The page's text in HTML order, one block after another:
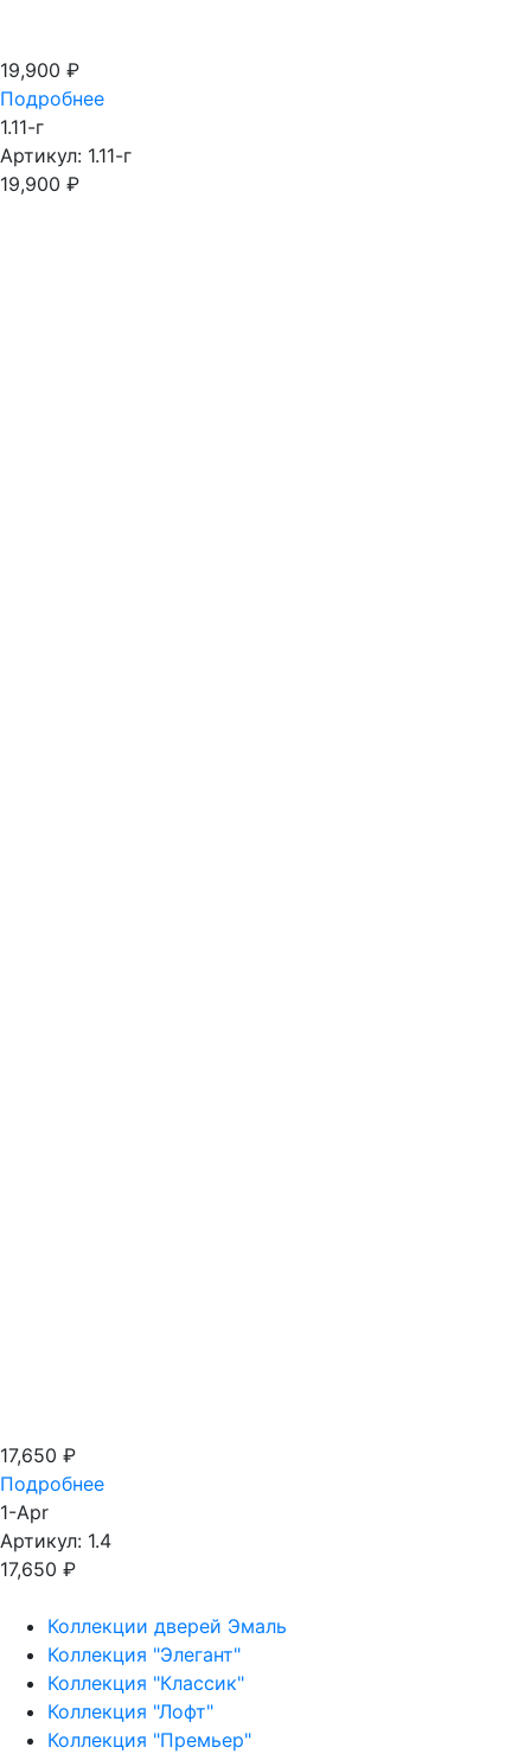
19,900 ₽
Подробнее
1.11-г
Артикул: 1.11-г
19,900 ₽
17,650 ₽
Подробнее
1-Apr
Артикул: 1.4
17,650 ₽
Коллекции дверей Эмаль
Коллекция "Элегант"
Коллекция "Классик"
Коллекция "Лофт"
Коллекция "Премьер"